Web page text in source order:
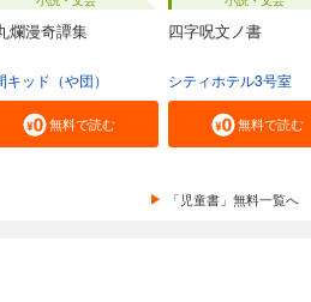
爛漫奇譚集
キッド（や団）
無料で読む
四字呪文ノ書
シティホテル3号室
無料で読む
「児童書」無料一覧へ